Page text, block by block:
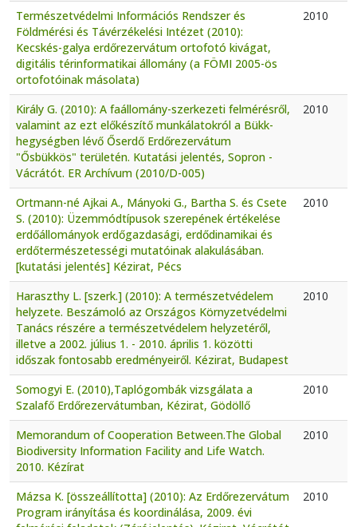
Természetvédelmi Információs Rendszer és
Földmérési és Távérzékelési Intézet (2010):
Kecskés-galya erdőrezervátum ortofotó kivágat,
digitális térinformatikai állomány (a FÖMI 2005-ös
ortofotóinak másolata)
2010
Király G. (2010): A faállomány-szerkezeti felmérésről,
valamint az ezt előkészítő munkálatokról a Bükk-
hegységben lévő Őserdő Erdőrezervátum
"Ősbükkös" területén. Kutatási jelentés, Sopron -
Vácrátót. ER Archívum (2010/D-005)
2010
Ortmann-né Ajkai A., Mányoki G., Bartha S. és Csete
S. (2010): Üzemmódtípusok szerepének értékelése
erdőállományok erdőgazdasági, erdődinamikai és
erdőtermészetességi mutatóinak alakulásában.
[kutatási jelentés] Kézirat, Pécs
2010
Haraszthy L. [szerk.] (2010): A természetvédelem
helyzete. Beszámoló az Országos Környzetvédelmi
Tanács részére a természetvédelem helyzetéről,
illetve a 2002. július 1. - 2010. április 1. közötti
időszak fontosabb eredményeiről. Kézirat, Budapest
2010
Somogyi E. (2010),Taplógombák vizsgálata a
Szalafő Erdőrezervátumban, Kézirat, Gödöllő
2010
Memorandum of Cooperation Between.The Global
Biodiversity Information Facility and Life Watch.
2010. Kézírat
2010
Mázsa K. [összeállította] (2010): Az Erdőrezervátum
Program irányítása és koordinálása, 2009. évi
2010